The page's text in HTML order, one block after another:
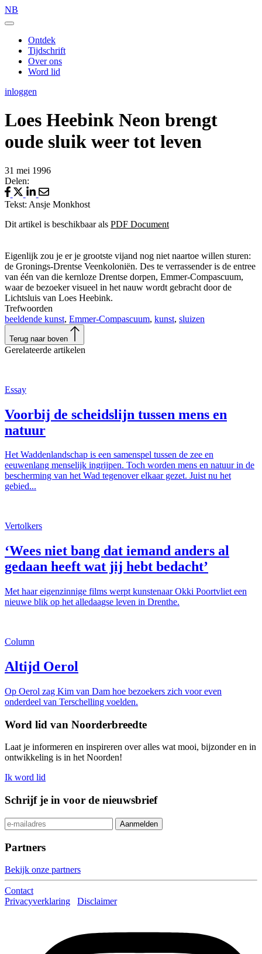
NB
Ontdek
Tijdschrift
Over ons
Word lid
inloggen
Loes Heebink Neon brengt
oude sluik weer tot leven
31 mei 1996
Delen:
Tekst: Ansje Monkhost
Dit artikel is beschikbaar als PDF Document
Eigenlijk zou je er je grootste vijand nog niet naartoe willen sturen:
de Gronings-Drentse Veenkoloniën. Des te verrassender is de entree
van één van die kernloze Drentse dorpen, Emmer-Compascuum,
waar de bezoeker visueel in het nauw wordt gebracht door de
Lichtsluis van Loes Heebink.
Trefwoorden
beeldende kunst, Emmer-Compascuum, kunst, sluizen
Terug naar boven
Gerelateerde artikelen
Essay
Voorbij de scheidslijn tussen mens en
natuur
Het Waddenlandschap is een samenspel tussen de zee en
eeuwenlang menselijk ingrijpen. Toch worden mens en natuur in de
bescherming van het Wad tegenover elkaar gezet. Juist nu het
gebied...
Vertolkers
‘Wees niet bang dat iemand anders al
gedaan heeft wat jij hebt bedacht’
Met haar eigenzinnige films werpt kunstenaar Okki Poortvliet een
nieuwe blik op het alledaagse leven in Drenthe.
Column
Altijd Oerol
Op Oerol zag Kim van Dam hoe bezoekers zich voor even
onderdeel van Terschelling voelden.
Word lid van Noorderbreedte
Laat je informeren en inspireren over alles wat mooi, bijzonder en in
ontwikkeling is in het Noorden!
Ik word lid
Schrijf je in voor de nieuwsbrief
Partners
Bekijk onze partners
Contact
Privacyverklaring
Disclaimer